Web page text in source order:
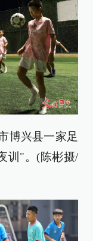
博兴县一家足
训"。(陈彬摄/